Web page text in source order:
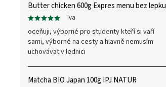
Butter chicken 600g Expres menu bez lepku
Iva
oceňuji, výborné pro studenty kteří si vaří
sami, výborné na cesty a hlavně nemusím
uchovávat v lednici
Matcha BIO Japan 100g IPJ NATUR